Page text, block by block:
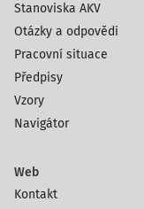
Stanoviska AKV
Otázky a odpovědi
Pracovní situace
Předpisy
Vzory
Navigátor
Web
Kontakt